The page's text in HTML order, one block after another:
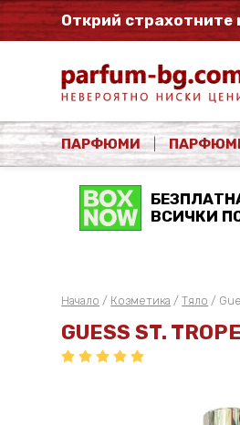
Открий страхотните
ПАРФЮМИ
ВСИЧКИ
Начало / Козметика /Тяло /
GUESS ST.